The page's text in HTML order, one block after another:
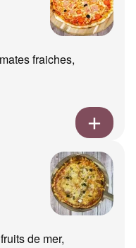
fraiches,
de mer,